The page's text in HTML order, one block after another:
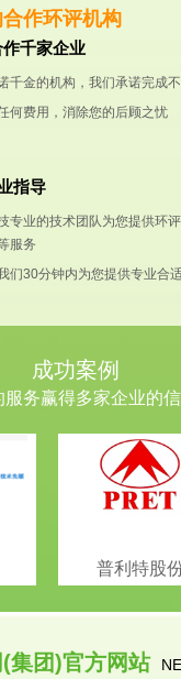
作环评机构
千家企业
千金的机构，我们承诺完成
何费用，消除您的后顾之忧
指导
专业的技术团队为您提供环评
服务
们30分钟内为您提供专业合
成功案例
服务赢得多家企业的
普利特股
集团)官方网站